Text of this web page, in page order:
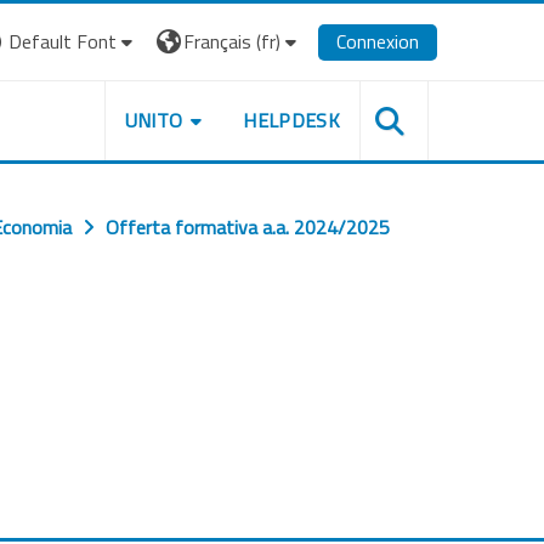
Default Font
Français ‎(fr)‎ Connexion
UNITO HELPDESK
Offerta formativa a.a. 2024/2025